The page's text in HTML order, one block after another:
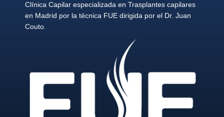
Clínica Capilar especializada en Trasplantes capilares
en Madrid por la técnica FUE dirigida por el Dr. Juan
Couto.